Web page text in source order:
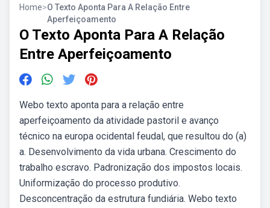
Home>O Texto Aponta Para A Relação Entre
Aperfeiçoamento
O Texto Aponta Para A Relação
Entre Aperfeiçoamento
Webo texto aponta para a relação entre
aperfeiçoamento da atividade pastoril e avanço
técnico na europa ocidental feudal, que resultou do (a)
a. Desenvolvimento da vida urbana. Crescimento do
trabalho escravo. Padronização dos impostos locais.
Uniformização do processo produtivo.
Desconcentração da estrutura fundiária. Webo texto